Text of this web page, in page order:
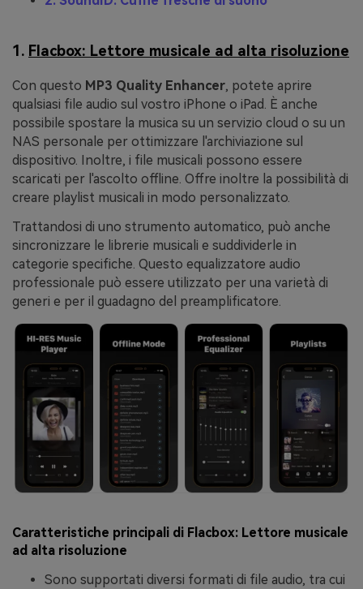
1. Flacbox: Lettore musicale ad alta risoluzione
Con questo MP3 Quality Enhancer, potete aprire
qualsiasi file audio sul vostro iPhone o iPad. È anche
possibile spostare la musica su un servizio cloud o su un
NAS personale per ottimizzare l'archiviazione sul
dispositivo. Inoltre, i file musicali possono essere
scaricati per l'ascolto offline. Offre inoltre la possibilità di
creare playlist musicali in modo personalizzato.
Trattandosi di uno strumento automatico, può anche
sincronizzare le librerie musicali e suddividerle in
categorie specifiche. Questo equalizzatore audio
professionale può essere utilizzato per una varietà di
generi e per il guadagno del preamplificatore.
Caratteristiche principali di Flacbox: Lettore musicale
ad alta risoluzione
Sono supportati diversi formati di file audio, tra cui